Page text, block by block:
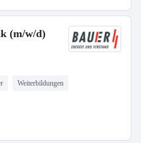
(m/w/d)
Weiterbildungen